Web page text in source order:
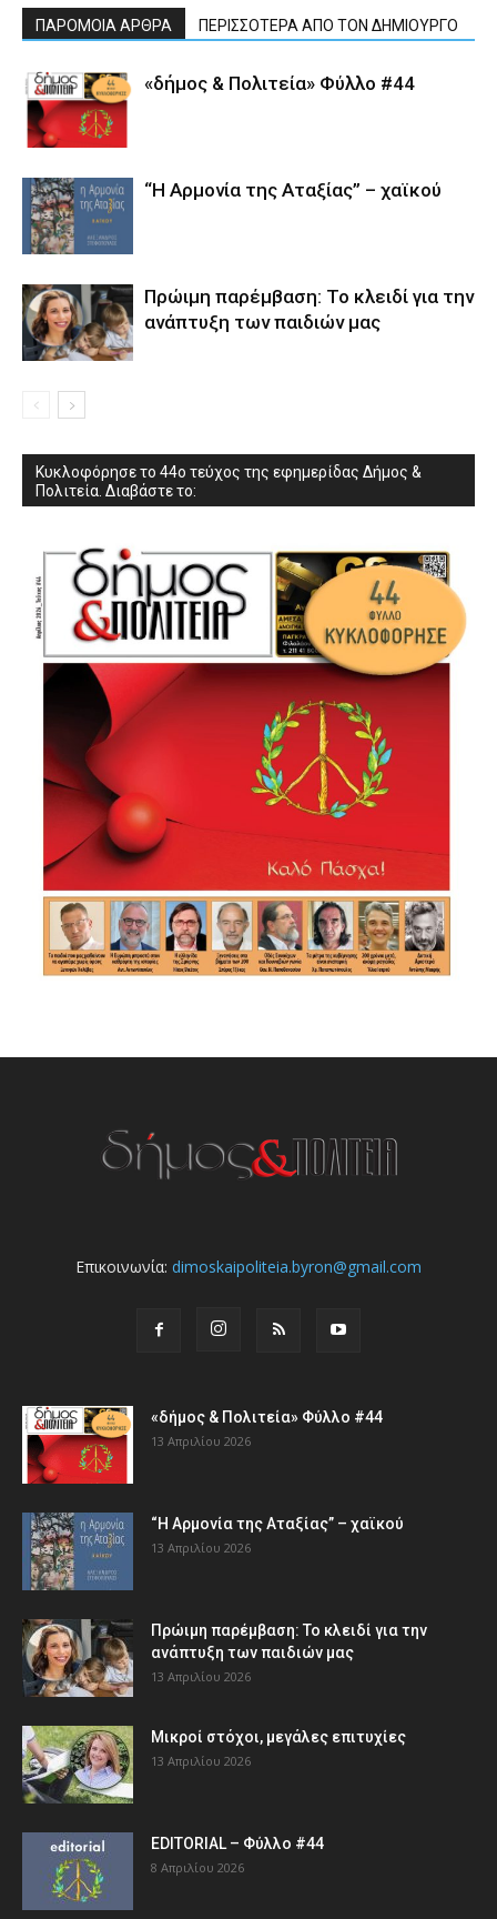
ΠΑΡΟΜΟΙΑ ΑΡΘΡΑ ΠΕΡΙΣΣΟΤΕΡΑ ΑΠΟ ΤΟΝ ΔΗΜΙΟΥΡΓΟ
«δήμος & Πολιτεία» Φύλλο #44
“Η Αρμονία της Αταξίας” – χαϊκού
Πρώιμη παρέμβαση: Το κλειδί για την
ανάπτυξη των παιδιών µας
Κυκλοφόρησε το 44ο τεύχος της εφημερίδας Δήμος &
Πολιτεία. Διαβάστε το:
Επικοινωνία: dimoskaipoliteia.byron@gmail.com
«δήμος & Πολιτεία» Φύλλο #44
13 Απριλίου 2026
“Η Αρμονία της Αταξίας” – χαϊκού
13 Απριλίου 2026
Πρώιμη παρέμβαση: Το κλειδί για την
ανάπτυξη των παιδιών µας
13 Απριλίου 2026
Μικροί στόχοι, μεγάλες επιτυχίες
13 Απριλίου 2026
EDITORIAL – Φύλλο #44
8 Απριλίου 2026